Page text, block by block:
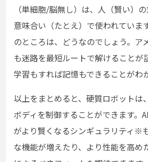
（単細胞/脳無し）は、人（賢い）
意味合い（たとえ）で使われていま
のところは、どうなのでしょう。ア
も迷路を最短ルートで解けることが
学習もすれば記憶もできることがわ
以上をまとめると、硬質ロボットは
ボディを制御することができます。
がより賢くなるシンギュラリティ※
な機能が増えたり、より性能を高め